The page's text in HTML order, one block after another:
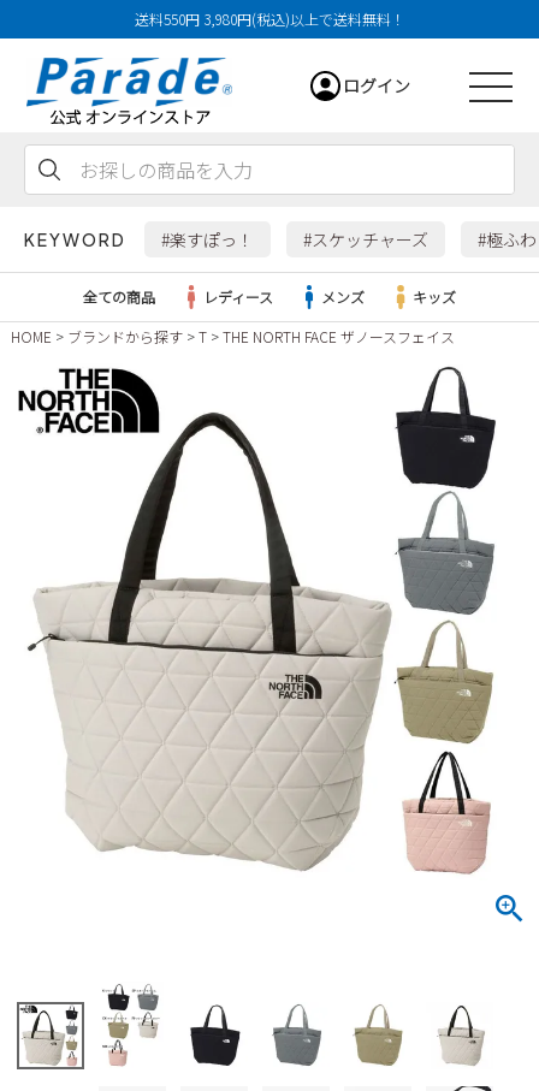
送料550円 3,980円(税込)以上で送料無料！
ログイン
KEYWORD #楽すぽっ！ #スケッチャーズ #極ふ
レディース
すべての商品
サンダル
レインシューズ
パンプス
スニーカー
ローファー
カジュアルシューズ
ウェア
すべての商品
サンダル
レインシューズ
スニーカー
ビジネス・ドレスシューズ
ワークシューズ
ブーツ
すべての商品
サンダル
レインシューズ
スニーカー
ブーツ
NEW
すべての商品
レディース新入荷
メンズ新入荷
SALE
すべての商品
キッズSALE
バッグ
ボディバッグ
ハンドバッグ
すべての商品
ケア用品
店舗一覧
全ての商品 レディース メンズ
キッズ
HOME
ブランドから探す T THE NORTH FACE ザノースフェイス